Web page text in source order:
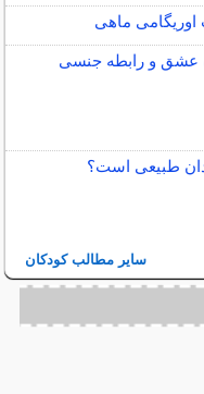
ماهی
عشق و رابطه جنسی
طبیعی است؟
سایر مطالب کودکان